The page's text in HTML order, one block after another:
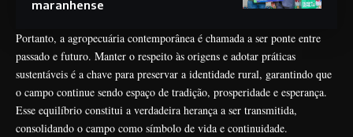
maranhense
Portanto, a agropecuária contemporânea é chamada a ser ponte entre
passado e futuro. Manter o respeito às origens e adotar práticas
sustentáveis é a chave para preservar a identidade rural, garantindo que
o campo continue sendo espaço de tradição, prosperidade e esperança.
Esse equilíbrio constitui a verdadeira herança a ser transmitida,
consolidando o campo como símbolo de vida e continuidade.